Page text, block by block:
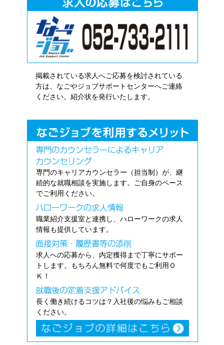
掲載されている求人へご応募を検討されている
方は、なごやジョブサポートセンターへご連絡
ください。紹介状を発行いたします。
専門のキャリアカウンセラー（担当制）が、継
続的な就職相談を実施します。ご自身のペース
でご利用ください。
職業紹介支援室と連携し、ハローワークの求人
情報も提供しています。
求人への応募から、内定獲得まで丁寧にサポー
トします。もちろん無料で何度でもご利用Ｏ
Ｋ！
長く働き続けるコツは？入社後の悩みもご相談
ください。